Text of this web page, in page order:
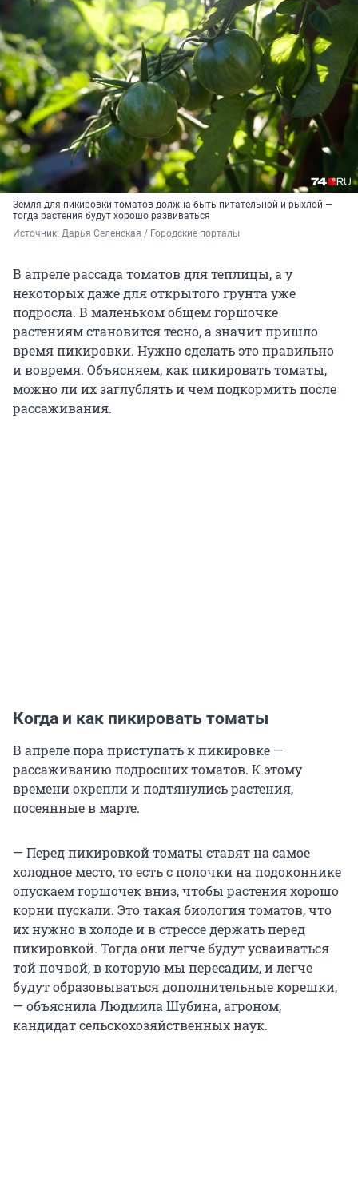
Земля для пикировки томатов должна быть питательной и рыхлой —
тогда растения будут хорошо развиваться
Источник: Дарья Селенская / Городские порталы
В апреле рассада томатов для теплицы, а у
некоторых даже для открытого грунта уже
подросла. В маленьком общем горшочке
растениям становится тесно, а значит пришло
время пикировки. Нужно сделать это правильно
и вовремя. Объясняем, как пикировать томаты,
можно ли их заглублять и чем подкормить после
рассаживания.
Когда и как пикировать томаты
В апреле пора приступать к пикировке —
рассаживанию подросших томатов. К этому
времени окрепли и подтянулись растения,
посеянные в марте.
— Перед пикировкой томаты ставят на самое
холодное место, то есть с полочки на подоконнике
опускаем горшочек вниз, чтобы растения хорошо
корни пускали. Это такая биология томатов, что
их нужно в холоде и в стрессе держать перед
пикировкой. Тогда они легче будут усваиваться
той почвой, в которую мы пересадим, и легче
будут образовываться дополнительные корешки,
— объяснила Людмила Шубина, агроном,
кандидат сельскохозяйственных наук.